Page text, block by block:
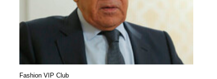
Fashion VIP Club